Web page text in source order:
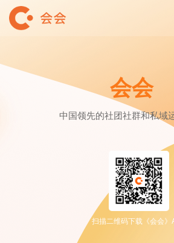
会会
中国领先的社团社群和私域
扫描二维码下载《会会》